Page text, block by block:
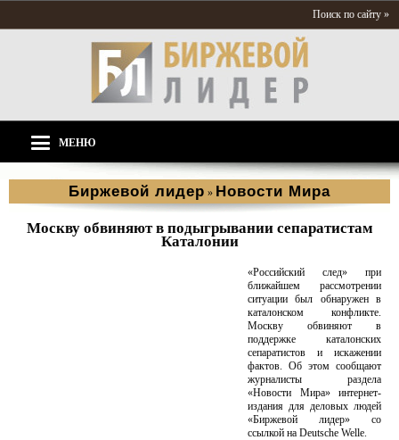
Поиск по сайту »
МЕНЮ
Биржевой лидер » Новости Мира
Москву обвиняют в подыгрывании сепаратистам
Каталонии
«Российский след» при
ближайшем рассмотрении
ситуации был обнаружен в
каталонском конфликте.
Москву обвиняют в
поддержке каталонских
сепаратистов и искажении
фактов. Об этом сообщают
журналисты раздела
«Новости Мира» интернет-
издания для деловых людей
«Биржевой лидер» со
ссылкой на Deutsche Welle.